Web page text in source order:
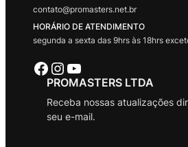
contato@promasters.net.br
HORÁRIO DE ATENDIMENTO
segunda a sexta das 9hrs às 18hrs
Facebook Instagram Youtube
PROMASTERS LTDA
Receba nossas atualizações
seu e-mail.